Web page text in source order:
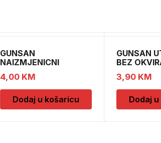
GUNSAN
NAIZMJENICNI
PREKIDAC BEZ OKVIRA
4,00 KM
Dodaj u košaricu
GUNSAN
BEZ
3,90 KM
Dodaj